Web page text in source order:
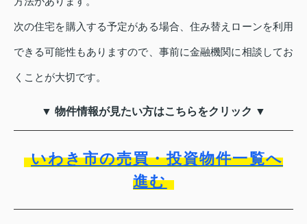
次の住宅を購入する予定がある場合、住み替えローンを利用
できる可能性もありますので、事前に金融機関に相談してお
くことが大切です。
▼ 物件情報が見たい方はこちらをクリック ▼
いわき市の売買・投資物件一覧へ
進む